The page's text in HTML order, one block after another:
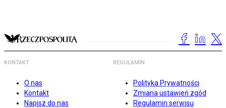
KONTAKT
O nas
Kontakt
Napisz do nas
REGULAMIN
Polityka Prywatności
Zmiana ustawień zgód
Regulamin serwisu